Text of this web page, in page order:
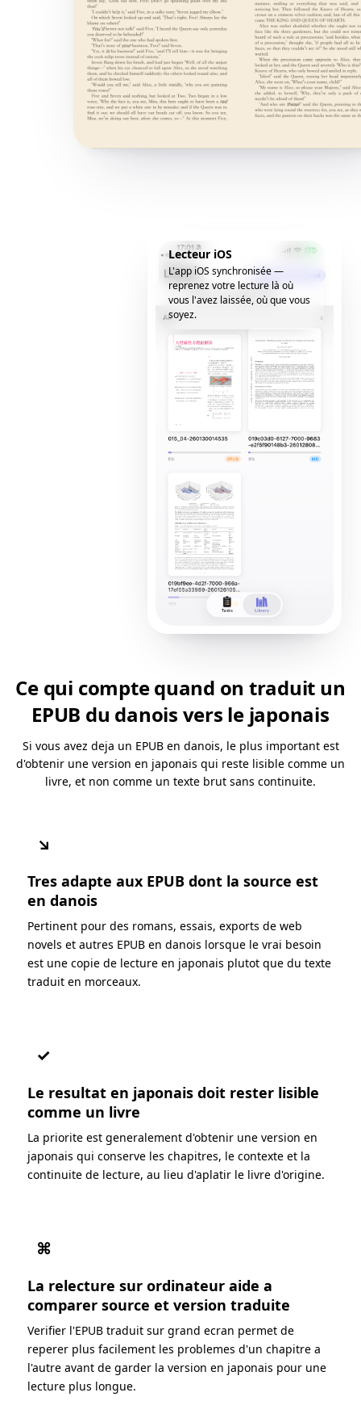
Lecteur iOS
L'app iOS synchronisée —
reprenez votre lecture là où
vous l'avez laissée, où que vous
soyez.
Ce qui compte quand on traduit un
EPUB du danois vers le japonais
Si vous avez deja un EPUB en danois, le plus important est
d'obtenir une version en japonais qui reste lisible comme un
livre, et non comme un texte brut sans continuite.
↘
Tres adapte aux EPUB dont la source est
en danois
Pertinent pour des romans, essais, exports de web
novels et autres EPUB en danois lorsque le vrai besoin
est une copie de lecture en japonais plutot que du texte
traduit en morceaux.
✓
Le resultat en japonais doit rester lisible
comme un livre
La priorite est generalement d'obtenir une version en
japonais qui conserve les chapitres, le contexte et la
continuite de lecture, au lieu d'aplatir le livre d'origine.
⌘
La relecture sur ordinateur aide a
comparer source et version traduite
Verifier l'EPUB traduit sur grand ecran permet de
reperer plus facilement les problemes d'un chapitre a
l'autre avant de garder la version en japonais pour une
lecture plus longue.